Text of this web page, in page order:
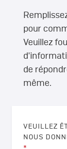
pour
Veuillez
de
même.
VEUILLEZ
NOUS